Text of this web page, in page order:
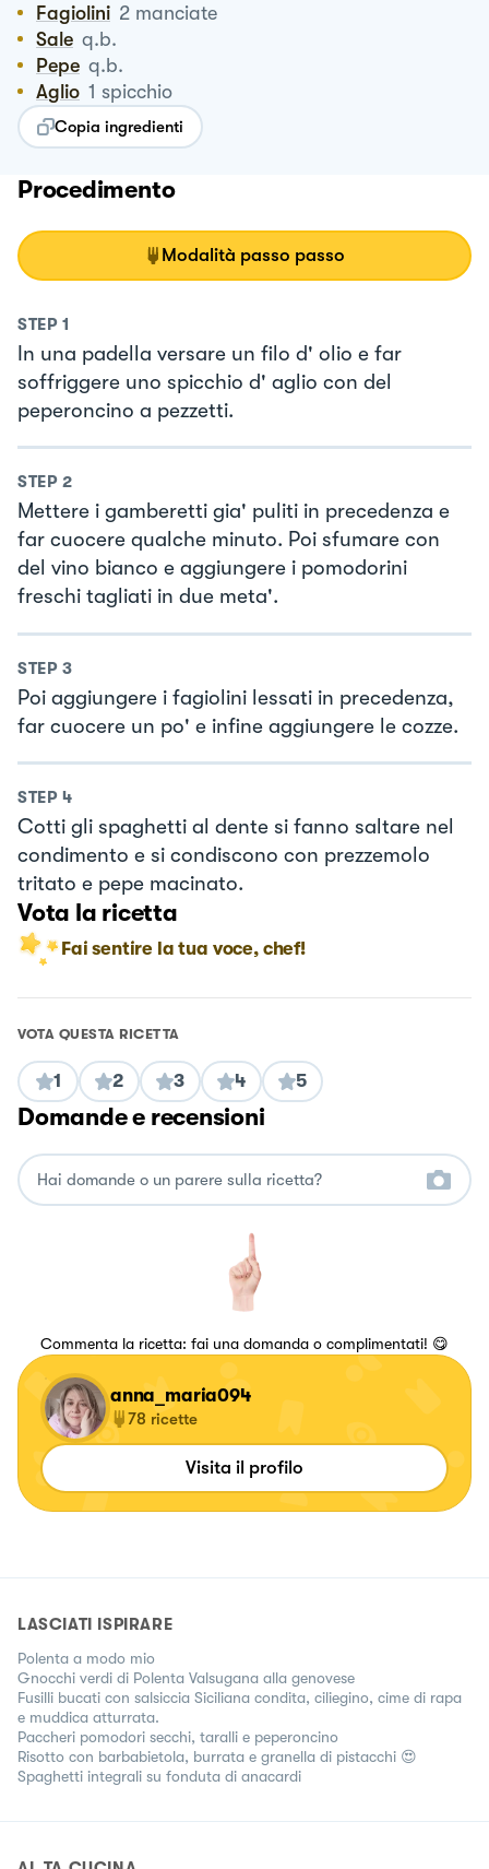
Fagiolini 2 manciate
Sale q.b.
Pepe q.b.
Aglio 1 spicchio
Copia ingredienti
Procedimento
Modalità passo passo
STEP 1
In una padella versare un filo d' olio e far
soffriggere uno spicchio d' aglio con del
peperoncino a pezzetti.
STEP 2
Mettere i gamberetti gia' puliti in precedenza e
far cuocere qualche minuto. Poi sfumare con
del vino bianco e aggiungere i pomodorini
freschi tagliati in due meta'.
STEP 3
Poi aggiungere i fagiolini lessati in precedenza,
far cuocere un po' e infine aggiungere le cozze.
STEP 4
Cotti gli spaghetti al dente si fanno saltare nel
condimento e si condiscono con prezzemolo
tritato e pepe macinato.
Vota la ricetta
Fai sentire la tua voce, chef!
VOTA QUESTA RICETTA
1 2 3 4 5
Domande e recensioni
Commenta la ricetta: fai una domanda o complimentati! 😋
anna_maria094
78 ricette
Visita il profilo
LASCIATI ISPIRARE
Polenta a modo mio
Gnocchi verdi di Polenta Valsugana alla genovese
Fusilli bucati con salsiccia Siciliana condita, ciliegino, cime di rapa
e muddica atturrata.
Paccheri pomodori secchi, taralli e peperoncino
Risotto con barbabietola, burrata e granella di pistacchi 😍
Spaghetti integrali su fonduta di anacardi